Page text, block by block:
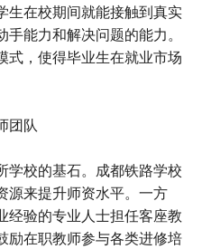
生在校期间就能接触到真实
能力和解决问题的能力。
式，使得毕业生在就业市场
团队
学校的基石。成都铁路学校
源来提升师资水平。一方
经验的专业人士担任客座教
励在职教师参与各类进修培